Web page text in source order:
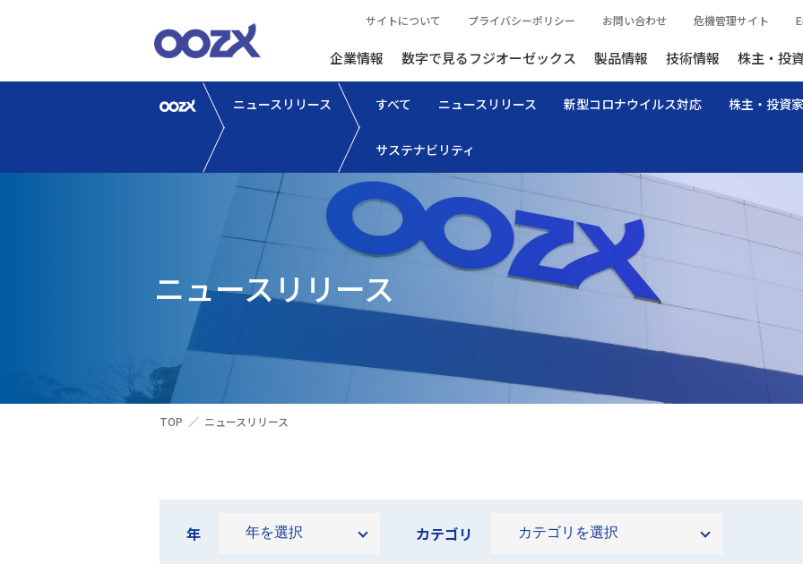
サイトについて プライバシーポリシー お問い合わせ 危機管理サイト
企業情報 数字で見るフジオーゼックス 製品情報 技術情報 株主・投
ニュースリリース すべて ニュースリリース 新型コロナウイルス対応 株主・投資
サステナビリティ
ニュースリリース
TOP ニュースリリース
年 カテゴリ